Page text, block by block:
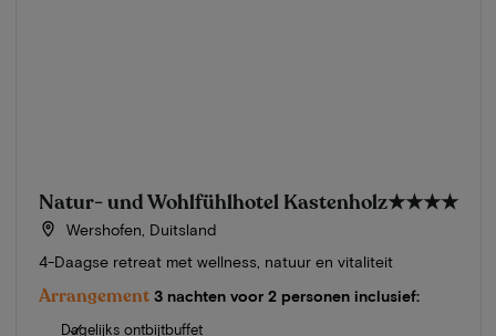
Natur- und Wohlfühlhotel Kastenholz★★★★
Wershofen, Duitsland
4-Daagse retreat met wellness, natuur en vitaliteit
Arrangement 3 nachten voor 2 personen inclusief:
Dagelijks ontbijtbuffet